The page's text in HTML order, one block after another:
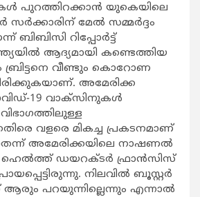
പുറത്തിറക്കാന്‍ യുകെയിലെ
മേല്‍ സമ്മര്‍ദ്ദം
ബിബിസി റിപ്പോര്‍ട്ട്
ആദ്യമായി കണ്ടെത്തിയ
ബ്രിട്ടനെ വീണ്ടും കൊറോണ
അമേരിക്ക
19 വാക്‌സിനുകള്‍
വളരെ മികച്ച പ്രകടനമാണ്
അമേരിക്കയിലെ നാഷണല്‍
ഹെല്‍ത്ത് ഡയറക്ടര്‍ ഫ്രാന്‍സിസ്
നിലവില്‍ ബൂസ്റ്റര്‍
പറയുന്നില്ലെന്നും എന്നാല്‍